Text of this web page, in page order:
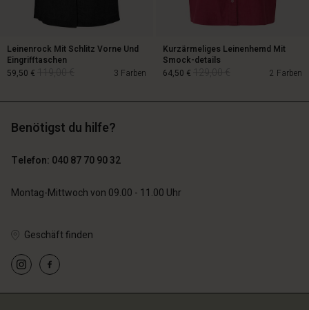
| Ein Land auswählen
Konto
finden
| Ein Land auswählen
finden
| Ein Land auswählen
finden
| Ein Land auswählen
Leinenrock Mit Schlitz Vorne Und
Eingrifftaschen
3 Farben
59,50 €
Kurzärmeliges Leinenhemd Mit
Smock-details
2 Farben
64,50 €
Benötigst du hilfe?
Telefon: 040 87 70 90 32
Montag-Mittwoch von 09.00 - 11.00 Uhr
Geschäft finden